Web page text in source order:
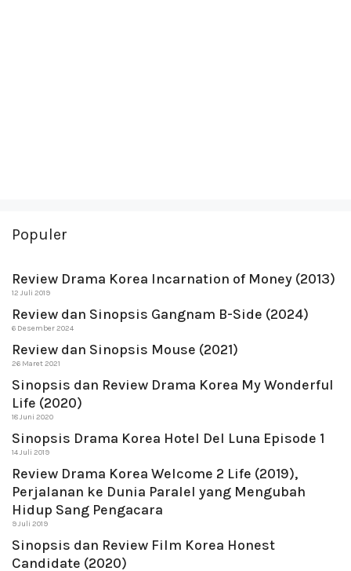
Populer
Review Drama Korea Incarnation of Money (2013)
12 Juli 2019
Review dan Sinopsis Gangnam B-Side (2024)
6 Desember 2024
Review dan Sinopsis Mouse (2021)
26 Maret 2021
Sinopsis dan Review Drama Korea My Wonderful
Life (2020)
18 Juni 2020
Sinopsis Drama Korea Hotel Del Luna Episode 1
14 Juli 2019
Review Drama Korea Welcome 2 Life (2019),
Perjalanan ke Dunia Paralel yang Mengubah
Hidup Sang Pengacara
9 Juli 2019
Sinopsis dan Review Film Korea Honest
Candidate (2020)